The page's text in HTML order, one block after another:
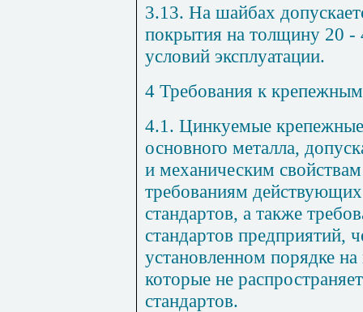
3.13. На шайбах
покрытия на толщину 20 -
условий эксплуатации.
4 Требования к
4.1. Цинкуемые крепежные
основного металла,
и механическим
требованиям
стандартов, а также
стандартов предприятий,
установленном порядке
которые не
стандартов.